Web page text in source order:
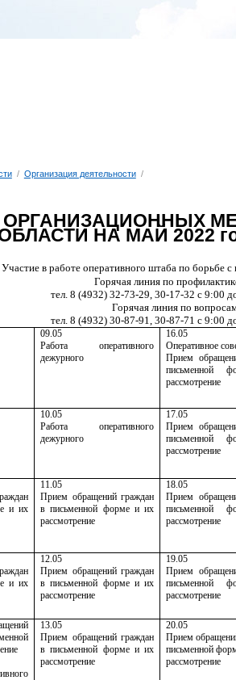
/ Организация деятельности/
НА МАЙ 2022
Участие в работе оперативного штаба по борьбе
Горячая линия по
тел. 8 (4932) 32-73-29, 30-17-32 с 9:00
Горячая линия по
тел. 8 (4932) 30-87-91, 30-87-71 с 9:00
09.05
Работа оперативного
дежурного
16.05
Оперативное
Прием
письменной
рассмотрение
10.05
Работа оперативного
дежурного
17.05
Прием
письменной
рассмотрение
и их
11.05
Прием обращений граждан
в письменной форме и их
рассмотрение
18.05
Прием
письменной
рассмотрение
и их
12.05
Прием обращений граждан
в письменной форме и их
рассмотрение
19.05
Прием
письменной
рассмотрение
13.05
Прием обращений граждан
в письменной форме и их
рассмотрение
20.05
Прием
письменной
рассмотрение